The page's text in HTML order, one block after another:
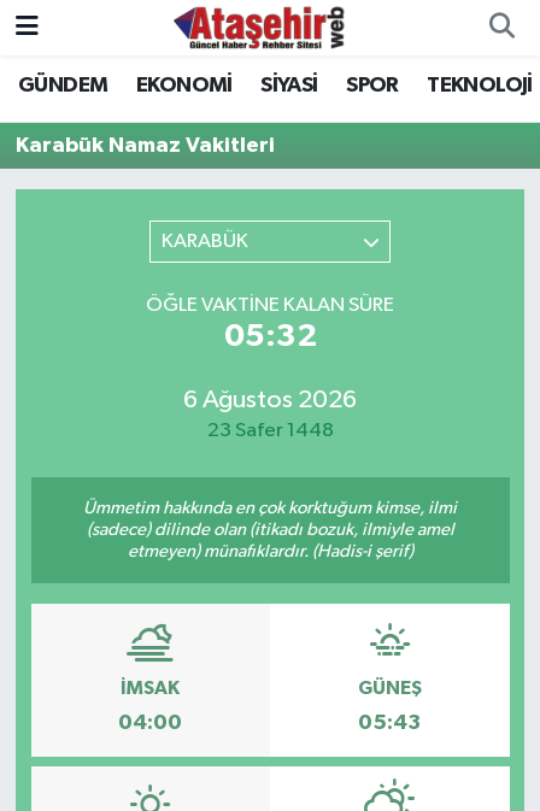
GÜNDEM EKONOMİ SİYASİ SPOR TEKNOLOJİ
Karabük Namaz Vakitleri
KARABÜK
ÖĞLE VAKTINE KALAN SÜRE
05:32
6 Ağustos 2026
23 Safer 1448
Ümmetim hakkında en çok korktuğum kimse, ilmi
(sadece) dilinde olan (itikadı bozuk, ilmiyle amel
etmeyen) münafıklardır. (Hadis-i şerif)
İMSAK
04:00
GÜNEŞ
05:43
Hava Durumu
Trafik Durumu
Son Dakika Haberleri